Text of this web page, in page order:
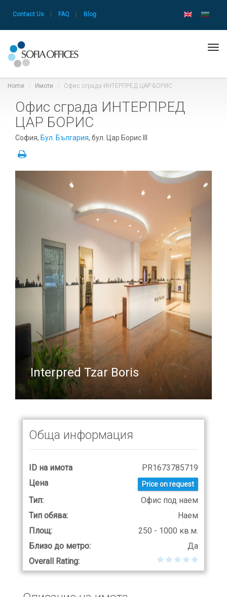
Contact Us FAQ Blog
Home Имоти Офис сграда ИНТЕРПРЕД ЦАР БОРИС
Офис сграда ИНТЕРПРЕД
ЦАР БОРИС
София, Бул. България, бул. Цар Борис III
Interpred Tzar Boris
Обща информация
ID на имота
PR1673785719
Цена
Price on request
Тип:
Офис под наем
Тип обява:
Наем
Площ:
250 - 1000 кв.м.
Близо до метро:
Да
Overall Rating: